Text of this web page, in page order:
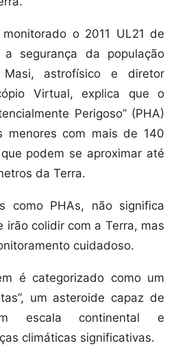
o 2011 UL21 de
segurança da população
Masi, astrofísico e diretor
Virtual, explica que o
Perigoso” (PHA)
menores com mais de 140
podem se aproximar até
da Terra.
como PHAs, não significa
irão colidir com a Terra, mas
cuidadoso.
é categorizado como um
um asteroide capaz de
escala continental e
climáticas significativas.